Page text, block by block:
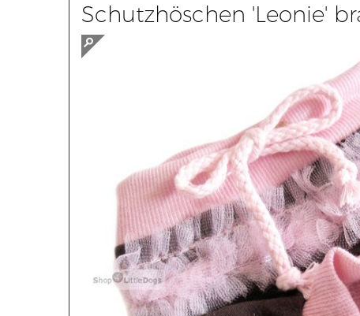
Schutzhöschen 'Leonie'